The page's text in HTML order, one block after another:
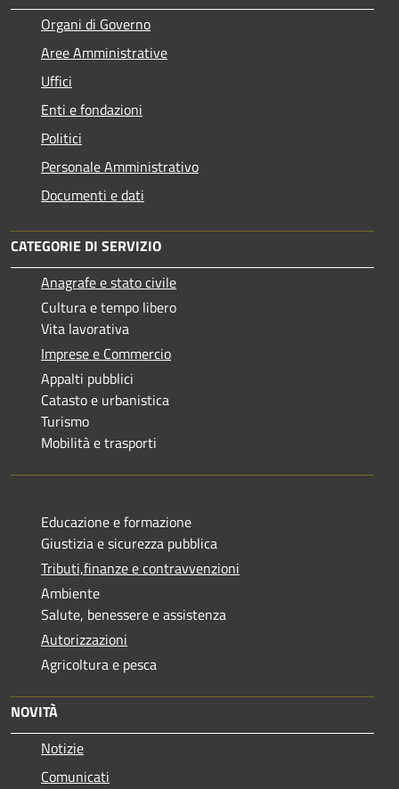
Organi di Governo
Aree Amministrative
Uffici
Enti e fondazioni
Politici
Personale Amministrativo
Documenti e dati
CATEGORIE DI SERVIZIO
Anagrafe e stato civile
Cultura e tempo libero
Vita lavorativa
Imprese e Commercio
Appalti pubblici
Catasto e urbanistica
Turismo
Mobilità e trasporti
Educazione e formazione
Giustizia e sicurezza pubblica
Tributi,finanze e contravvenzioni
Ambiente
Salute, benessere e assistenza
Autorizzazioni
Agricoltura e pesca
NOVITÀ
Notizie
Comunicati